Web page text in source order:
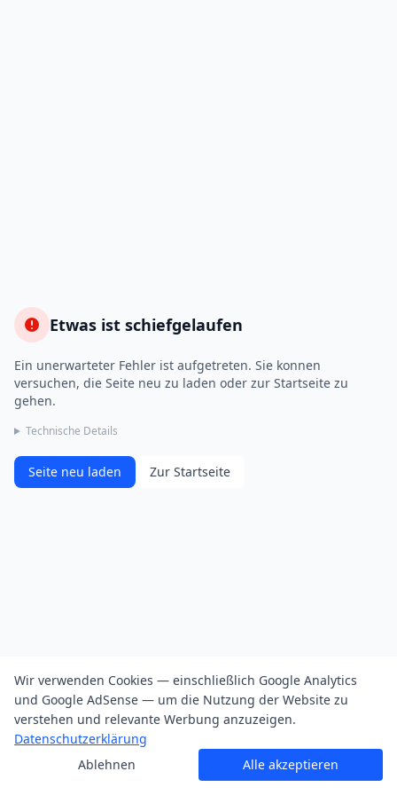
Etwas ist schiefgelaufen
Ein unerwarteter Fehler ist aufgetreten. Sie konnen
versuchen, die Seite neu zu laden oder zur Startseite zu
gehen.
Technische Details
Seite neu laden Zur Startseite
Wir verwenden Cookies — einschließlich Google Analytics
und Google AdSense — um die Nutzung der Website zu
verstehen und relevante Werbung anzuzeigen.
Datenschutzerklärung
Ablehnen
Alle akzeptieren